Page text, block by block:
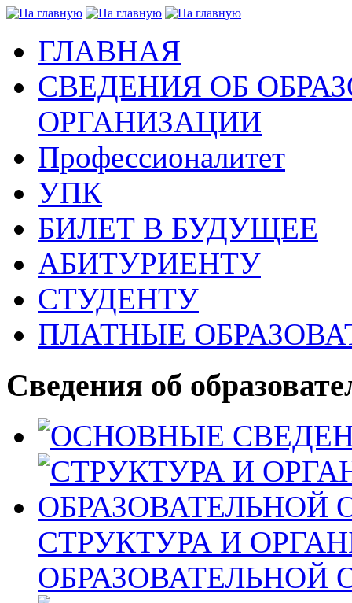
ГЛАВНАЯ
СВЕДЕНИЯ ОБ
ОРГАНИЗАЦИИ
Профессионалитет
УПК
БИЛЕТ В БУДУЩЕЕ
АБИТУРИЕНТУ
СТУДЕНТУ
ПЛАТНЫЕ
Сведения об
СТРУКТУРА И
ОБРАЗОВАТЕЛЬНОЙ